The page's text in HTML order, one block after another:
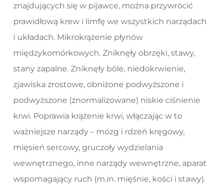
znajdujących się w pijawce, można przywrócić
prawidłową krew i limfę we wszystkich narządach
i układach. Mikrokrążenie płynów
międzykomórkowych. Zniknęły obrzęki, stawy,
stany zapalne. Zniknęły bóle, niedokrwienie,
zjawiska zrostowe, obniżone podwyższone i
podwyższone (znormalizowane) niskie ciśnienie
krwi. Poprawia krążenie krwi, włączając w to
ważniejsze narządy – mózg i rdzeń kręgowy,
mięsień sercowy, gruczoły wydzielania
wewnętrznego, inne narządy wewnętrzne, aparat
wspomagający ruch (m.in. mięśnie, kości i stawy).